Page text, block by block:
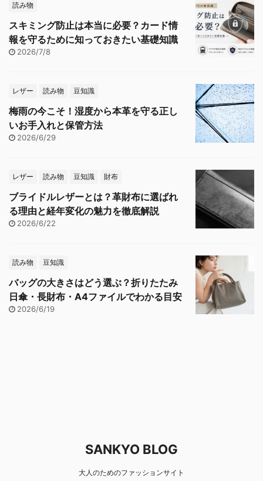
読み物
スキミング防止は本当に必要？カード情
報を守るために知っておきたい基礎知識
2026/7/8
レザー 読み物 豆知識
梅雨の今こそ！湿度から本革を守る正し
いお手入れと保管方法
2026/6/29
レザー 読み物 豆知識 財布
ブライドルレザーとは？革財布に選ばれ
る理由と経年変化の魅力を徹底解説
2026/6/22
読み物 豆知識
バッグの大きさはどう選ぶ？折りたたみ
日傘・長財布・A4ファイルでわかる目安
2026/6/19
SANKYO BLOG
大人のためのファッションサイト